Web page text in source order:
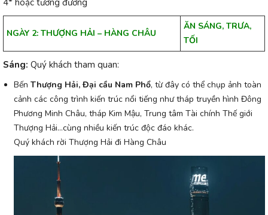
NGÀY 2: THƯỢNG HẢI – HÀNG CHÂU
ĂN SÁNG, TRƯA,
TỐI
Sáng: Quý khách tham quan:
Bến Thượng Hải, Đại cầu Nam Phổ, từ đây có thể chụp ảnh toàn
cảnh các công trình kiến trúc nổi tiếng như tháp truyền hình Đông
Phương Minh Châu, tháp Kim Mậu, Trung tâm Tài chính Thế giới
Thượng Hải…cùng nhiều kiến trúc độc đáo khác.
Quý khách rời Thượng Hải đi Hàng Châu